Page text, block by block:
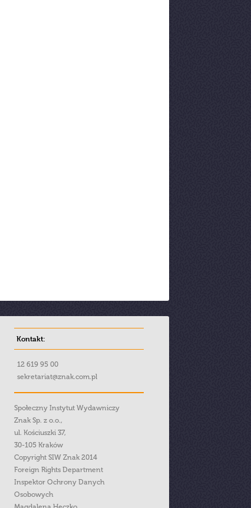
Kontakt:
12 619 95 00
sekretariat@znak.com.pl
Społeczny Instytut Wydawniczy
Znak Sp. z o.o.,
ul. Kościuszki 37,
30-105 Kraków
Copyright SIW Znak 2014
Foreign Rights Department
Inspektor Ochrony Danych
Osobowych